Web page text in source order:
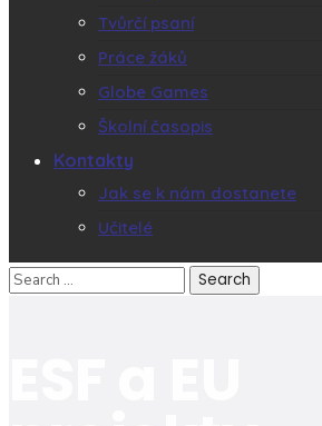
Tvůrčí psaní
Práce žáků
Globe Games
Školní časopis
Kontakty
Jak se k nám dostanete
Učitelé